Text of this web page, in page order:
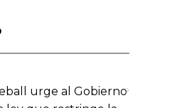
urge al Gobierno